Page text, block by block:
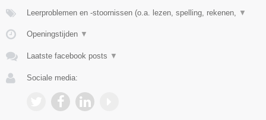
Leerproblemen en -stoornissen (o.a. lezen, spelling, rekenen, ▼
Openingstijden ▼
Laatste facebook posts ▼
Sociale media: